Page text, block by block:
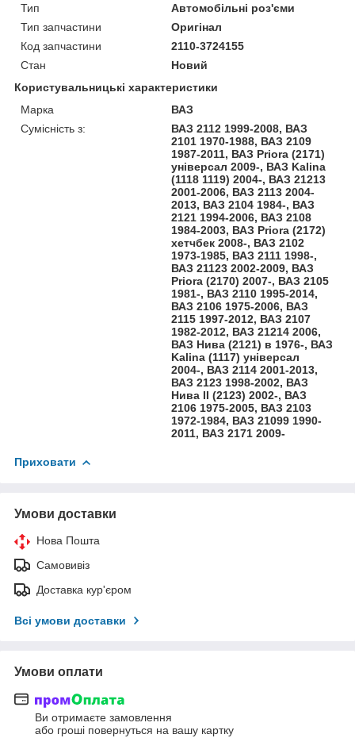
Тип
Автомобільні роз'єми
Тип запчастини
Оригінал
Код запчастини
2110-3724155
Стан
Новий
Користувальницькі характеристики
Марка
ВАЗ
Сумісність з:
ВАЗ 2112 1999-2008, ВАЗ
2101 1970-1988, ВАЗ 2109
1987-2011, ВАЗ Priora (2171)
універсал 2009-, ВАЗ Kalina
(1118 1119) 2004-, ВАЗ 21213
2001-2006, ВАЗ 2113 2004-
2013, ВАЗ 2104 1984-, ВАЗ
2121 1994-2006, ВАЗ 2108
1984-2003, ВАЗ Priora (2172)
хетчбек 2008-, ВАЗ 2102
1973-1985, ВАЗ 2111 1998-,
ВАЗ 21123 2002-2009, ВАЗ
Priora (2170) 2007-, ВАЗ 2105
1981-, ВАЗ 2110 1995-2014,
ВАЗ 2106 1975-2006, ВАЗ
2115 1997-2012, ВАЗ 2107
1982-2012, ВАЗ 21214 2006,
ВАЗ Нива (2121) в 1976-, ВАЗ
Kalina (1117) універсал
2004-, ВАЗ 2114 2001-2013,
ВАЗ 2123 1998-2002, ВАЗ
Нива II (2123) 2002-, ВАЗ
2106 1975-2005, ВАЗ 2103
1972-1984, ВАЗ 21099 1990-
2011, ВАЗ 2171 2009-
Приховати
Умови доставки
Нова Пошта
Самовивіз
Доставка кур'єром
Всі умови доставки
Умови оплати
Ви отримаєте замовлення
або гроші повернуться на вашу картку